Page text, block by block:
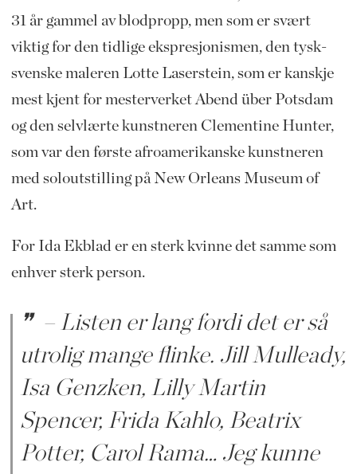
31 år gammel av blodpropp, men som er svært
viktig for den tidlige ekspresjonismen, den tysk-
svenske maleren Lotte Laserstein, som er kanskje
mest kjent for mesterverket Abend über Potsdam
og den selvlærte kunstneren Clementine Hunter,
som var den første afroamerikanske kunstneren
med soloutstilling på New Orleans Museum of
Art.
For Ida Ekblad er en sterk kvinne det samme som
enhver sterk person.
– Listen er lang fordi det er så
utrolig mange flinke. Jill Mulleady,
Isa Genzken, Lilly Martin
Spencer, Frida Kahlo, Beatrix
Potter, Carol Rama… Jeg kunne